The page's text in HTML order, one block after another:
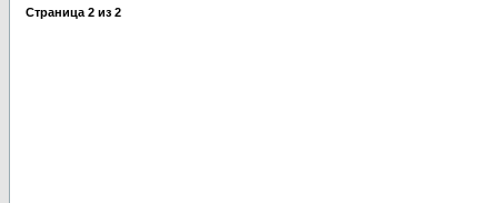
Страница 2 из 2